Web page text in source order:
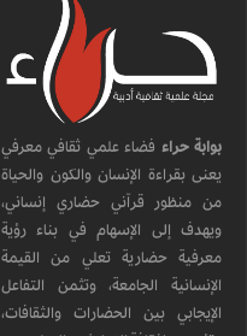
بوابة حراء فضاء علمي ثقافي معرفي
يعنى بقراءة الإنسان والكون والحياة
من منظور قرآني حضاري إنساني،
ويهدف إلى الإسهام في بناء رؤية
معرفية حضارية تعلي من القيمة
الإنسانية الجامعة، وتثمن التفاعل
الإيجابي بين الحضارات والثقافات،